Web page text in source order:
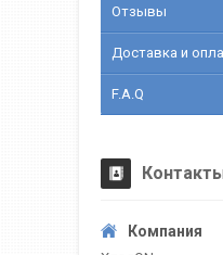
Отзывы
Доставка и
F.A.Q